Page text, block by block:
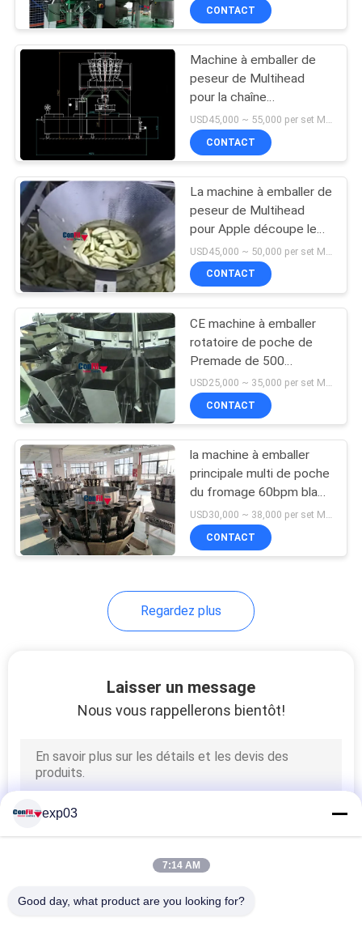
CONTACT
Machine à emballer de
peseur de Multihead
pour la chaîne
d'emballage d'aliments
surgelés de pommes de
terre rissolées ROMA
Packaging
CONTACT
La machine à emballer de
peseur de Multihead
pour Apple découpe le
système en tranches de
emballage avec
Traysealer
CONTACT
CE machine à emballer
rotatoire de poche de
Premade de 500
grammes pour la boule
de chocolat
USD25,000 ~ 35,000 per set MOQ:1 ensemble
CONTACT
la machine à emballer
principale multi de poche
du fromage 60bpm blanc
imperméabilisent
USD30,000 ~ 38,000 per set MOQ:1 ensemble
CONTACT
Regardez plus
Laisser un message
Nous vous rappellerons bientôt!
exp03
7:14 AM
Good day, what product are you looking for?